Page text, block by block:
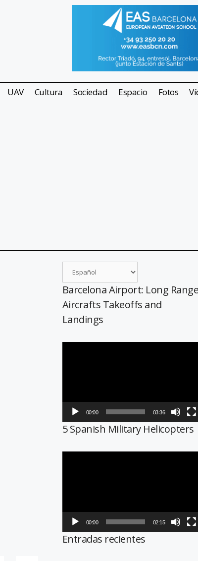
UAV Cultura Sociedad Espacio Fotos
Barcelona Airport: Long Range
Aircrafts Takeoffs and
Landings
00:00 03:36
5 Spanish Military Helicopters
00:00 02:15
Entradas recientes